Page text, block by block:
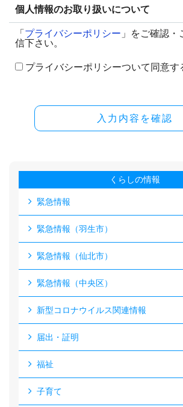
個人情報のお取り扱いについて
「 プライバシーポリシー 」をご確認・
信下さい。
プライバシーポリシーついて同意す
入力内容を確認
くらしの情報
緊急情報
緊急情報（羽生市）
緊急情報（仙北市）
緊急情報（中央区）
新型コロナウイルス関連情報
届出・証明
福祉
子育て